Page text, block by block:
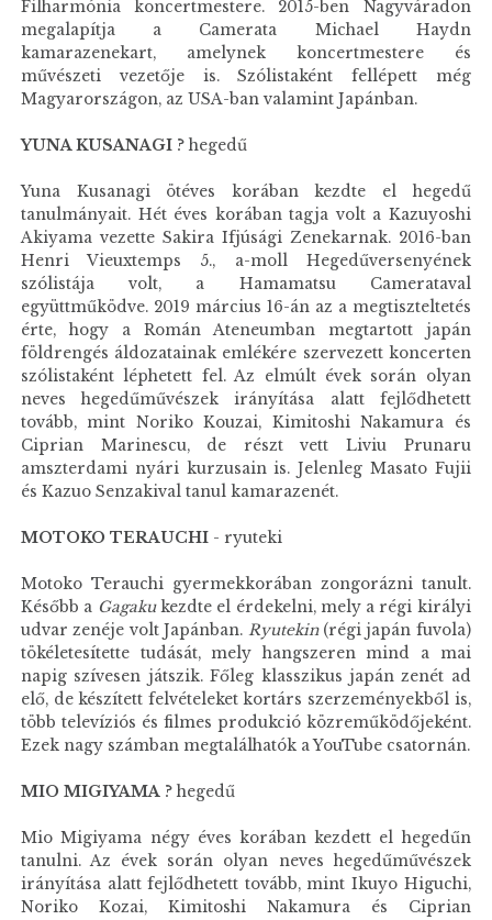
Filharmónia koncertmestere. 2015-ben Nagyváradon
megalapítja a Camerata Michael Haydn
kamarazenekart, amelynek koncertmestere és
művészeti vezetője is. Szólistaként fellépett még
Magyarországon, az USA-ban valamint Japánban.
YUNA KUSANAGI ? hegedű
Yuna Kusanagi ötéves korában kezdte el hegedű
tanulmányait. Hét éves korában tagja volt a Kazuyoshi
Akiyama vezette Sakira Ifjúsági Zenekarnak. 2016-ban
Henri Vieuxtemps 5., a-moll Hegedűversenyének
szólistája volt, a Hamamatsu Camerataval
együttműködve. 2019 március 16-án az a megtiszteltetés
érte, hogy a Román Ateneumban megtartott japán
földrengés áldozatainak emlékére szervezett koncerten
szólistaként léphetett fel. Az elmúlt évek során olyan
neves hegedűművészek irányítása alatt fejlődhetett
tovább, mint Noriko Kouzai, Kimitoshi Nakamura és
Ciprian Marinescu, de részt vett Liviu Prunaru
amszterdami nyári kurzusain is. Jelenleg Masato Fujii
és Kazuo Senzakival tanul kamarazenét.
MOTOKO TERAUCHI - ryuteki
Motoko Terauchi gyermekkorában zongorázni tanult.
Később a Gagakukezdte el érdekelni, mely a régi királyi
udvar zenéje volt Japánban. Ryutekin(régi japán fuvola)
tökéletesítette tudását, mely hangszeren mind a mai
napig szívesen játszik. Főleg klasszikus japán zenét ad
elő, de készített felvételeket kortárs szerzeményekből is,
több televíziós és filmes produkció közreműködőjeként.
Ezek nagy számban megtalálhatók a YouTube csatornán.
MIO MIGIYAMA ? hegedű
Mio Migiyama négy éves korában kezdett el hegedűn
tanulni. Az évek során olyan neves hegedűművészek
irányítása alatt fejlődhetett tovább, mint Ikuyo Higuchi,
Noriko Kozai, Kimitoshi Nakamura és Ciprian